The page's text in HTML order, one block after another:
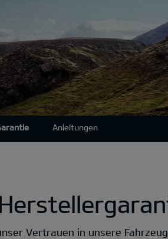
Anleitungen
Vertrauen in unsere